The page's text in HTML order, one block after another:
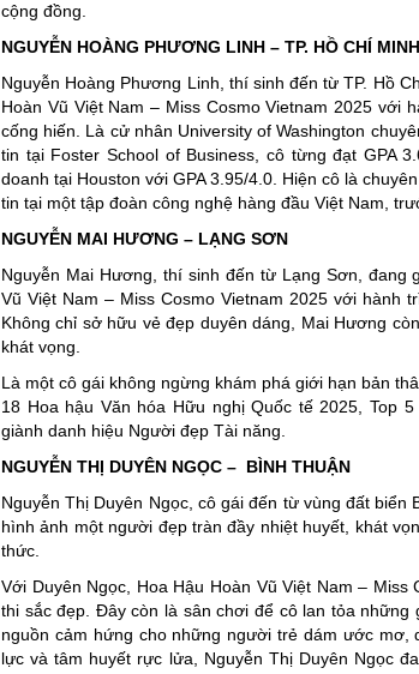
cộng đồng.
NGUYỄN HOÀNG PHƯƠNG LINH – TP. HỒ CHÍ MINH
Nguyễn Hoàng Phương Linh, thí sinh đến từ TP. Hồ
Hoàn Vũ Việt Nam – Miss Cosmo Vietnam 2025 với
cống hiến. Là cử nhân University of Washington
tin tại Foster School of Business, cô từng đạt GPA
doanh tại Houston với GPA 3.95/4.0. Hiện cô là
tin tại một tập đoàn công nghệ hàng đầu Việt Nam,
NGUYỄN MAI HƯƠNG – LẠNG SƠN
Nguyễn Mai Hương, thí sinh đến từ Lạng Sơn, đang
Vũ Việt Nam – Miss Cosmo Vietnam 2025 với hành
Không chỉ sở hữu vẻ đẹp duyên dáng, Mai Hương
khát vọng.
Là một cô gái không ngừng khám phá giới hạn bản
18 Hoa hậu Văn hóa Hữu nghị Quốc tế 2025, Top
giành danh hiệu Người đẹp Tài năng.
NGUYỄN THỊ DUYÊN NGỌC – BÌNH THUẬN
Nguyễn Thị Duyên Ngọc, cô gái đến từ vùng đất
hình ảnh một người đẹp tràn đầy nhiệt huyết, khát
thức.
Với Duyên Ngọc, Hoa Hậu Hoàn Vũ Việt Nam – Miss
thi sắc đẹp. Đây còn là sân chơi để cô lan tỏa
nguồn cảm hứng cho những người trẻ dám ước
lực và tâm huyết rực lửa, Nguyễn Thị Duyên Ngọc